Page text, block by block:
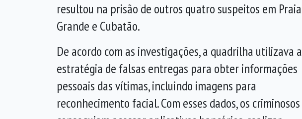
resultou na prisão de outros quatro suspeitos em Praia
Grande e Cubatão.
De acordo com as investigações, a quadrilha utilizava a
estratégia de falsas entregas para obter informações
pessoais das vítimas, incluindo imagens para
reconhecimento facial. Com esses dados, os criminosos